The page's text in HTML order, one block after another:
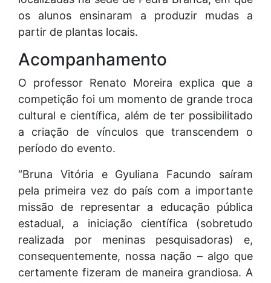
os alunos ensinaram a produzir mudas a
partir de plantas locais.
Acompanhamento
O professor Renato Moreira explica que a
competição foi um momento de grande troca
cultural e científica, além de ter possibilitado
a criação de vínculos que transcendem o
período do evento.
“Bruna Vitória e Gyuliana Facundo saíram
pela primeira vez do país com a importante
missão de representar a educação pública
estadual, a iniciação científica (sobretudo
realizada por meninas pesquisadoras) e,
consequentemente, nossa nação – algo que
certamente fizeram de maneira grandiosa. A